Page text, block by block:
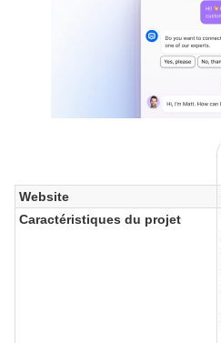
Website
Caractéristiques du projet